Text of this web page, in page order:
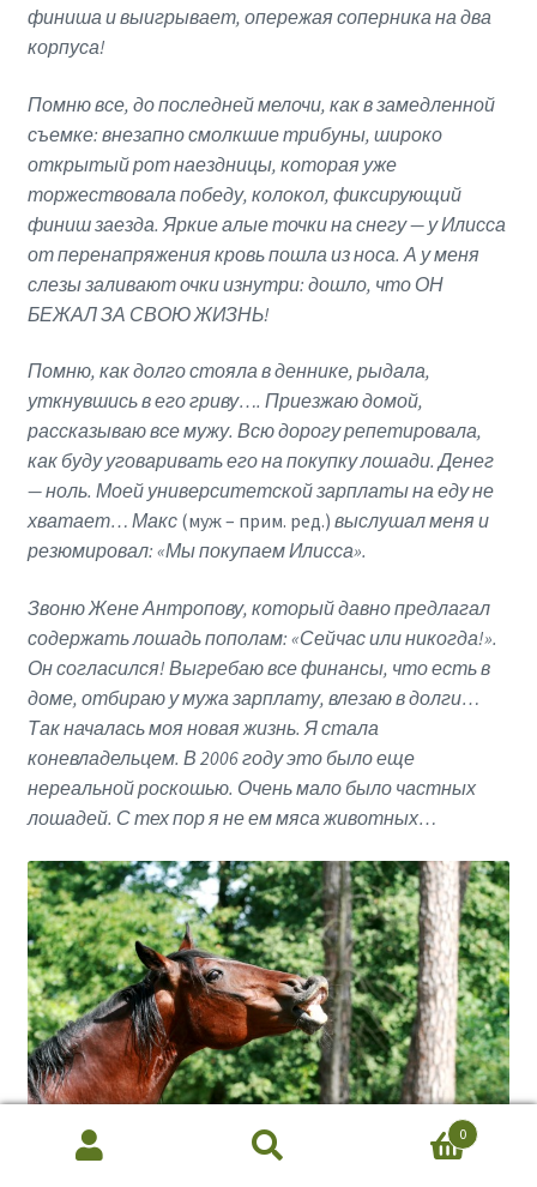
финиша и выигрывает, опережая соперника на два
корпуса!
Помню все, до последней мелочи, как в замедленной
съемке: внезапно смолкшие трибуны, широко
открытый рот наездницы, которая уже
торжествовала победу, колокол, фиксирующий
финиш заезда. Яркие алые точки на снегу — у Илисса
от перенапряжения кровь пошла из носа. А у меня
слезы заливают очки изнутри: дошло, что ОН
БЕЖАЛ ЗА СВОЮ ЖИЗНЬ!
Помню, как долго стояла в деннике, рыдала,
уткнувшись в его гриву…. Приезжаю домой,
рассказываю все мужу. Всю дорогу репетировала,
как буду уговаривать его на покупку лошади. Денег
— ноль. Моей университетской зарплаты на еду не
хватает… Макс (муж – прим. ред.) выслушал меня и
резюмировал: «Мы покупаем Илисса».
Звоню Жене Антропову, который давно предлагал
содержать лошадь пополам: «Сейчас или никогда!».
Он согласился! Выгребаю все финансы, что есть в
доме, отбираю у мужа зарплату, влезаю в долги…
Так началась моя новая жизнь. Я стала
коневладельцем. В 2006 году это было еще
нереальной роскошью. Очень мало было частных
лошадей. С тех пор я не ем мяса животных…
Search
0